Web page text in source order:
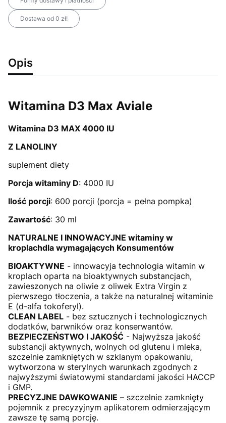
Dostawa od 0 zł!
Opis
Witamina D3 Max Aviale
Witamina D3 MAX 4000 IU
Z LANOLINY
suplement diety
Porcja witaminy D: 4000 IU
Ilość porcji: 600 porcji (porcja = pełna pompka)
Zawartość: 30 ml
NATURALNE I INNOWACYJNE witaminy w
kroplachdla wymagających Konsumentów
BIOAKTYWNE - innowacyja technologia witamin w
kroplach oparta na bioaktywnych substancjach,
zawieszonych na oliwie z oliwek Extra Virgin z
pierwszego tłoczenia, a także na naturalnej witaminie
E (d-alfa tokoferyl).
CLEAN LABEL - bez sztucznych i technologicznych
dodatków, barwników oraz konserwantów.
BEZPIECZEŃSTWO I JAKOŚĆ - Najwyższa jakość
substancji aktywnych, wolnych od glutenu i mleka,
szczelnie zamkniętych w szklanym opakowaniu,
wytworzona w sterylnych warunkach zgodnych z
najwyższymi światowymi standardami jakości HACCP
i GMP.
PRECYZJNE DAWKOWANIE – szczelnie zamknięty
pojemnik z precyzyjnym aplikatorem odmierzającym
zawsze tę samą porcję.